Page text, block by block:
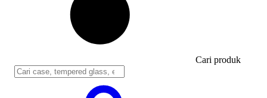
Cari produk